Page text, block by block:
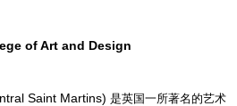
of Art and Design
Saint Martins) 是英国一所著名的艺术